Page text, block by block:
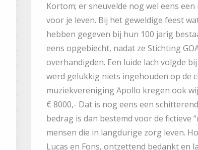
Kortom; er sneuvelde nog wel eens
voor je leven. Bij het geweldige feest
hebben gegeven bij hun 100 jarig
eens opgebiecht, nadat ze Stichting
overhandigden. Een luide lach volgde
werd gelukkig niets ingehouden op de
muziekvereniging Apollo kregen ook
€ 8000,- Dat is nog eens een
bedrag is dan bestemd voor de fictieve
mensen die in langdurige zorg leven.
Lucas en Fons, ontzettend bedankt en